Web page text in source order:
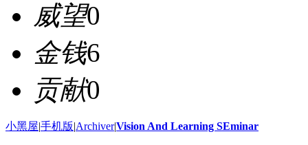
威望0
金钱6
贡献0
小黑屋|手机版|Archiver|Vision And Learning SEminar